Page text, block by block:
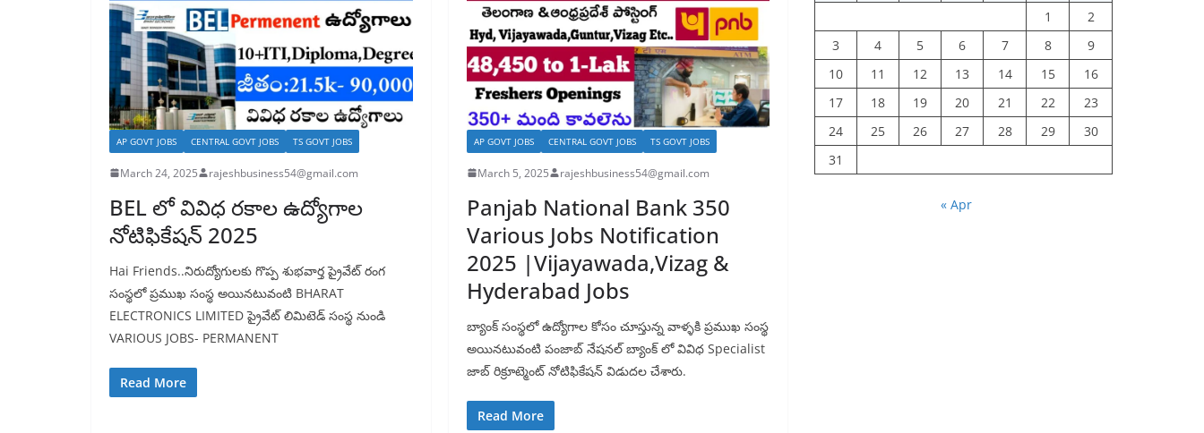
AP GOVT JOBS CENTRAL GOVT JOBS TS GOVT JOBS
March 24, 2025 rajeshbusiness54@gmail.com
BEL లో వివిధ రకాల ఉద్యోగాల
నోటిఫికేషన్ 2025
Hai Friends..నిరుద్యోగులకు గొప్ప శుభవార్త ప్రైవేట్ రంగ
సంస్థలో ప్రముఖ సంస్థ అయినటువంటి BHARAT
ELECTRONICS LIMITED ప్రైవేట్ లిమిటెడ్ సంస్థ నుండి
VARIOUS JOBS- PERMANENT
Read More
AP GOVT JOBS CENTRAL GOVT JOBS TS GOVT JOBS
March 5, 2025 rajeshbusiness54@gmail.com
Panjab National Bank 350
Various Jobs Notification
2025 |Vijayawada,Vizag &
Hyderabad Jobs
బ్యాంక్ సంస్థలో ఉద్యోగాల కోసం చూస్తున్న వాళ్ళకి ప్రముఖ సంస్థ
అయినటువంటి పంజాబ్ నేషనల్ బ్యాంక్ లో వివిధ Specialist
జాబ్ రిక్రూట్మెంట్ నోటిఫికేషన్ విడుదల చేశారు.
Read More
1
2
3
4 5 6 7 8
9
10
11 12 13 14 15
16
17
18 19 20 21 22
23
24
25 26 27 28 29
30
31
« Apr